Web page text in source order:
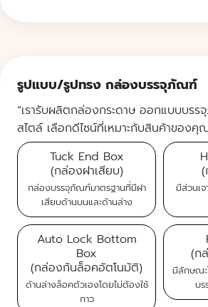
รูปแบบ/รูปทรง กล่องบรรจุภัณฑ์
“เรารับผลิตกล่องกระดาษ ออกแบบบร
สไตล์ เลือกดีไซน์ที่เหมาะกับสินค้าของคุ
Tuck End Box
(กล่องฝาเสียบ)
กล่องบรรจุภัณฑ์มาตรฐานที่มีฝา
เสียบด้านบนและด้านล่าง
มีส่วนเ
Auto Lock Bottom
Box
(กล่องก้นล็อคอัตโนมัติ)
ด้านล่างล็อคตัวเองโดยไม่ต้องใช้
กาว
(ก
มีลักษณะ
บร